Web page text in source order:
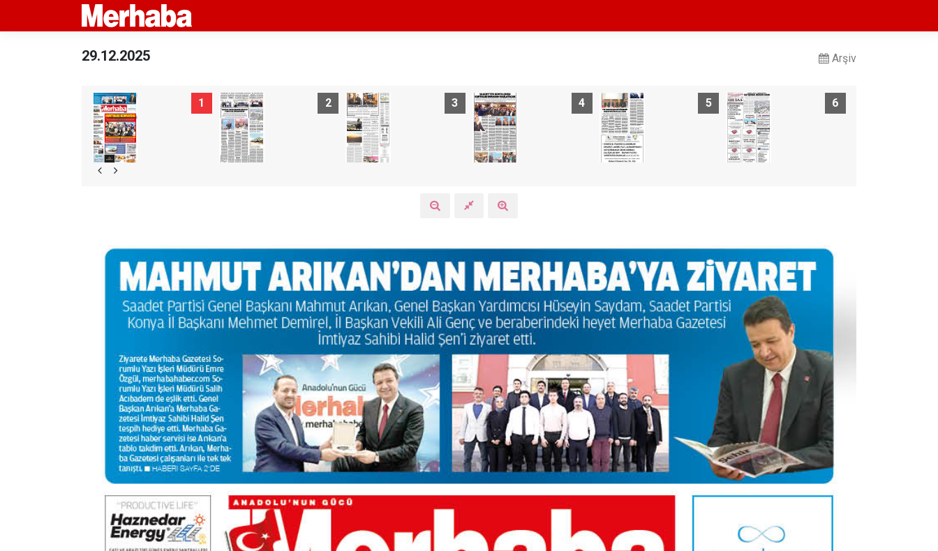
29.12.2025 Arşiv
1 2 3 4 5 6